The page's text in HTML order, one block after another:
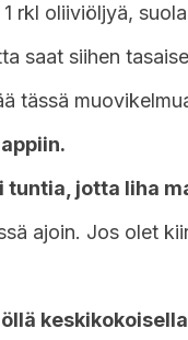
rkl oliiviöljyä,
saat siihen
tässä
tuntia, jotta liha
ajoin. Jos olet